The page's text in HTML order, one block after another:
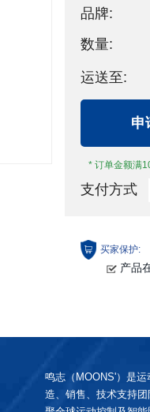
品牌:
数量:
运送至:
申
* 订单金额满
支付方式
买家保护:
产品
鸣志（MOONS'）是
造、销售、技术支持